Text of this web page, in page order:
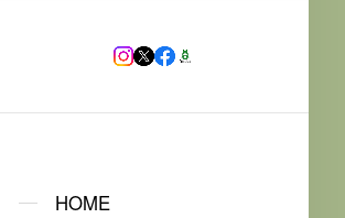
HOME